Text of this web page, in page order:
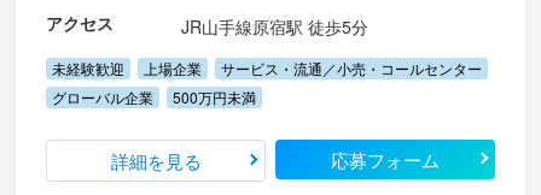
アクセス
JR山手線原宿駅 徒歩5分
未経験歓迎 上場企業
サービス・流通／小売・コールセンター
グローバル企業
500万円未満
詳細を見る 応募フォーム